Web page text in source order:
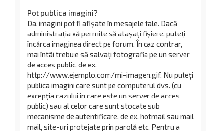
Pot publica imagini?
Da, imagini pot fi afișate în mesajele tale. Dacă
administrația vă permite să atașați fișiere, puteți
încărca imaginea direct pe forum. În caz contrar,
mai întâi trebuie să salvați fotografia pe un server
de acces public, de ex.
http://www.ejemplo.com/mi-imagen.gif. Nu puteți
publica imagini care sunt pe computerul dvs. (cu
excepția cazului în care este un server de acces
public) sau al celor care sunt stocate sub
mecanisme de autentificare, de ex. hotmail sau mail
mail, site-uri protejate prin parolă etc. Pentru a